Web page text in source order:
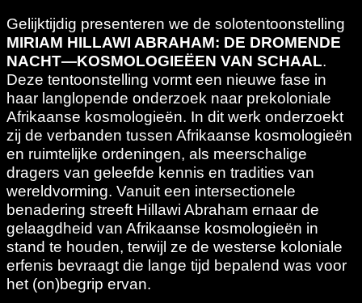
Gelijktijdig presenteren we de solotentoonstelling
MIRIAM HILLAWI ABRAHAM: DE DROMENDE
NACHT—KOSMOLOGIEËEN VAN SCHAAL.
Deze tentoonstelling vormt een nieuwe fase in
haar langlopende onderzoek naar prekoloniale
Afrikaanse kosmologieën. In dit werk onderzoekt
zij de verbanden tussen Afrikaanse kosmologieën
en ruimtelijke ordeningen, als meerschalige
dragers van geleefde kennis en tradities van
wereldvorming. Vanuit een intersectionele
benadering streeft Hillawi Abraham ernaar de
gelaagdheid van Afrikaanse kosmologieën in
stand te houden, terwijl ze de westerse koloniale
erfenis bevraagt die lange tijd bepalend was voor
het (on)begrip ervan.